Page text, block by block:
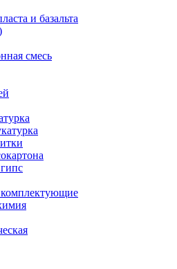
и базальта
смесь